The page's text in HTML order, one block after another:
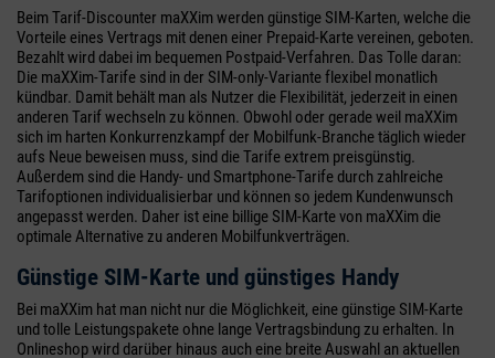
Beim Tarif-Discounter maXXim werden günstige SIM-Karten, welche die
Vorteile eines Vertrags mit denen einer Prepaid-Karte vereinen, geboten.
Bezahlt wird dabei im bequemen Postpaid-Verfahren. Das Tolle daran:
Die maXXim-Tarife sind in der SIM-only-Variante flexibel monatlich
kündbar. Damit behält man als Nutzer die Flexibilität, jederzeit in einen
anderen Tarif wechseln zu können. Obwohl oder gerade weil maXXim
sich im harten Konkurrenzkampf der Mobilfunk-Branche täglich wieder
aufs Neue beweisen muss, sind die Tarife extrem preisgünstig.
Außerdem sind die Handy- und Smartphone-Tarife durch zahlreiche
Tarifoptionen individualisierbar und können so jedem Kundenwunsch
angepasst werden. Daher ist eine billige SIM-Karte von maXXim die
optimale Alternative zu anderen Mobilfunkverträgen.
Günstige SIM-Karte und günstiges Handy
Bei maXXim hat man nicht nur die Möglichkeit, eine günstige SIM-Karte
und tolle Leistungspakete ohne lange Vertragsbindung zu erhalten. In
Onlineshop wird darüber hinaus auch eine breite Auswahl an aktuellen